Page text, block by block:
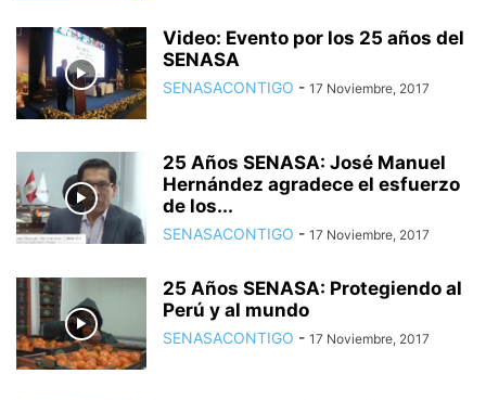
Video: Evento por los 25 años del
SENASA
SENASACONTIGO - 17 Noviembre, 2017
25 Años SENASA: José Manuel
Hernández agradece el esfuerzo
de los...
SENASACONTIGO - 17 Noviembre, 2017
25 Años SENASA: Protegiendo al
Perú y al mundo
SENASACONTIGO - 17 Noviembre, 2017